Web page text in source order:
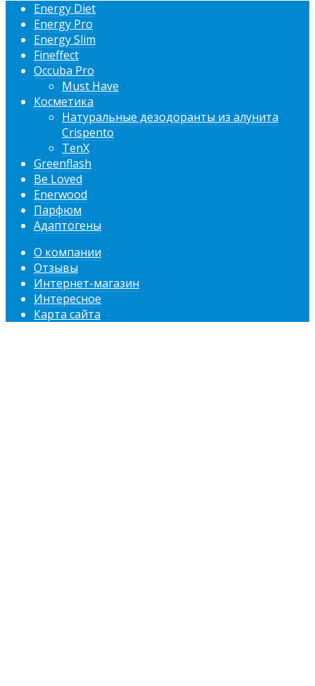
Energy Diet
Energy Pro
Energy Slim
Fineffect
Occuba Pro
Must Have
Косметика
Натуральные дезодоранты из алунита
Crispento
TenX
Greenflash
Be Loved
Enerwood
Парфюм
Адаптогены
О компании
Отзывы
Интернет-магазин
Интересное
Карта сайта